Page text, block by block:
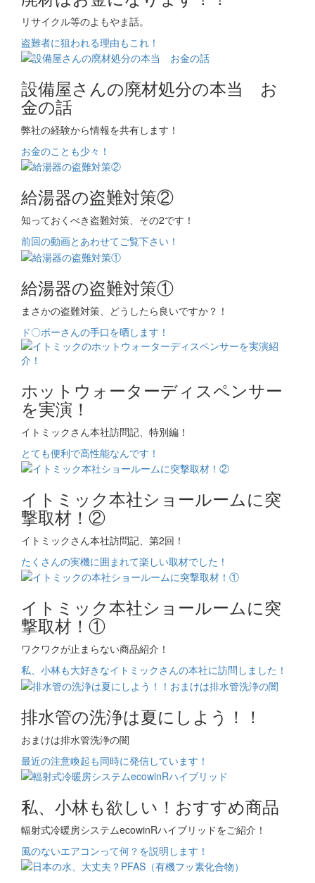
リサイクル等のよもやま話。
盗難者に狙われる理由もこれ！
設備屋さんの廃材処分の本当 お
金の話
弊社の経験から情報を共有します！
お金のことも少々！
給湯器の盗難対策②
知っておくべき盗難対策、その2です！
前回の動画とあわせてご覧下さい！
給湯器の盗難対策①
まさかの盗難対策、どうしたら良いですか？！
ド〇ボーさんの手口を晒します！
ホットウォーターディスペンサー
を実演！
イトミックさん本社訪問記、特別編！
とても便利で高性能なんです！
イトミック本社ショールームに突
撃取材！②
イトミックさん本社訪問記、第2回！
たくさんの実機に囲まれて楽しい取材でした！
イトミック本社ショールームに突
撃取材！①
ワクワクが止まらない商品紹介！
私、小林も大好きなイトミックさんの本社に訪問しました！
排水管の洗浄は夏にしよう！！
おまけは排水管洗浄の闇
最近の注意喚起も同時に発信しています！
私、小林も欲しい！おすすめ商品
輻射式冷暖房システムecowinRハイブリッドをご紹介！
風のないエアコンって何？を説明します！